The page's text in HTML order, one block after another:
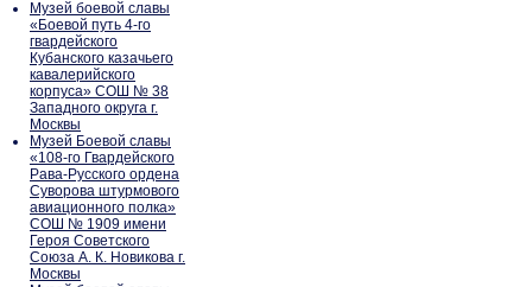
Музей боевой славы
«Боевой путь 4-го
гвардейского
Кубанского казачьего
кавалерийского
корпуса» СОШ № 38
Западного округа г.
Москвы
Музей Боевой славы
«108-го Гвардейского
Рава-Русского ордена
Суворова штурмового
авиационного полка»
СОШ № 1909 имени
Героя Советского
Союза А. К. Новикова г.
Москвы